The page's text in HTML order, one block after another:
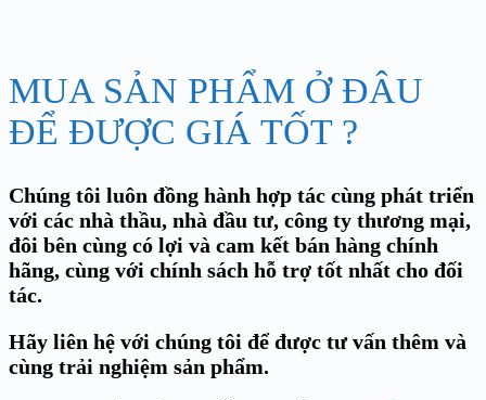
MUA SẢN PHẨM Ở ĐÂU
ĐỂ ĐƯỢC GIÁ TỐT ?
Chúng tôi luôn đồng hành hợp tác cùng phát triển
với các nhà thầu, nhà đầu tư, công ty thương mại,
đôi bên cùng có lợi và cam kết bán hàng chính
hãng, cùng với chính sách hỗ trợ tốt nhất cho đối
tác.
Hãy liên hệ với chúng tôi để được tư vấn thêm và
cùng trải nghiệm sản phẩm.